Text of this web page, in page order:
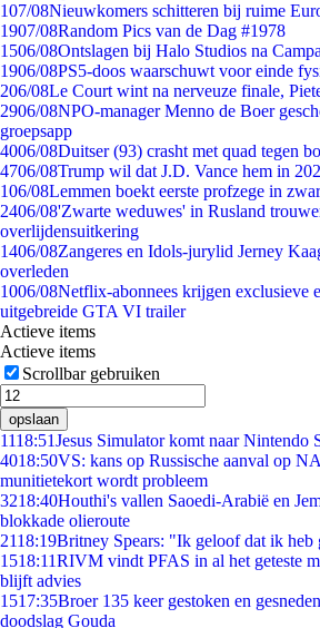
107/08Nieuwkomers schitteren bij ruime
1907/08Random Pics van de Dag #1978
1506/08Ontslagen bij Halo Studios na
1906/08PS5-doos waarschuwt voor einde
206/08Le Court wint na nerveuze finale,
2906/08NPO-manager Menno de Boer
groepsapp
4006/08Duitser (93) crasht met quad tegen
4706/08Trump wil dat J.D. Vance hem in
106/08Lemmen boekt eerste profzege in
2406/08'Zwarte weduwes' in Rusland
overlijdensuitkering
1406/08Zangeres en Idols-jurylid Jerney
overleden
1006/08Netflix-abonnees krijgen exclusieve
uitgebreide GTA VI trailer
Actieve items
Actieve items
Scrollbar gebruiken
opslaan
1118:51Jesus Simulator komt naar Nintendo
4018:50VS: kans op Russische aanval op
munitietekort wordt probleem
3218:40Houthi's vallen Saoedi-Arabië en
blokkade olieroute
2118:19Britney Spears: "Ik geloof dat ik heb
1518:11RIVM vindt PFAS in al het geteste
blijft advies
1517:35Broer 135 keer gestoken en
doodslag Gouda